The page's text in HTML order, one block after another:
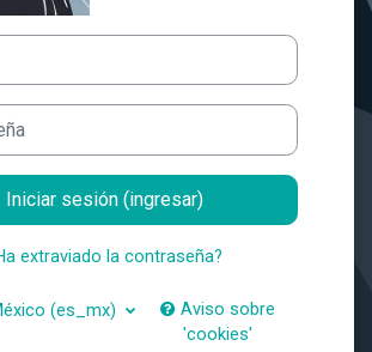
Iniciar sesión (ingresar)
extraviado la contraseña?
‎(es_mx)‎
Aviso sobre
'cookies'